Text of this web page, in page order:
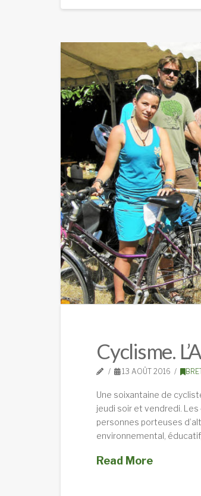
Cyclisme.
13 AOÛT 2016
Une soixantaine de
jeudi soir et vendredi. Les
personnes porteuses
environnemental, éducatif,
Read More